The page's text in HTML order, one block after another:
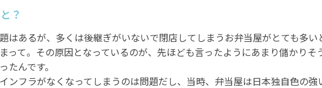
？
はあるが、多くは後継ぎがいないで閉店してしまうお弁当屋がとても多
って。その原因となっているのが、先ほども言ったようにあまり儲かり
たんです。
ンフラがなくなってしまうのは問題だし、当時、弁当屋は日本独自色の